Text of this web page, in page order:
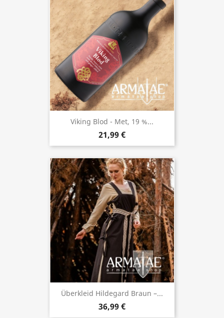
Viking Blod - Met, 19 %...
21,99 €
Überkleid Hildegard Braun –...
36,99 €